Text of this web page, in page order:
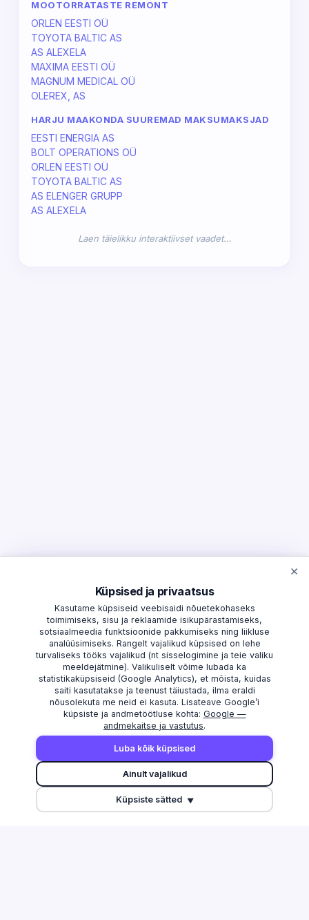
MOOTORRATASTE REMONT
ORLEN EESTI OÜ
TOYOTA BALTIC AS
AS ALEXELA
MAXIMA EESTI OÜ
MAGNUM MEDICAL OÜ
OLEREX, AS
HARJU MAAKONDA SUUREMAD MAKSUMAKSJAD
EESTI ENERGIA AS
BOLT OPERATIONS OÜ
ORLEN EESTI OÜ
TOYOTA BALTIC AS
AS ELENGER GRUPP
AS ALEXELA
Laen täielikku interaktiivset vaadet…
AVASTAMA
Edetabel
MAAKONNAD
Harju maakond
Tartu maakond
Pärnu maakond
×
Küpsised ja privaatsus
Kasutame küpsiseid veebisaidi nõuetekohaseks
toimimiseks, sisu ja reklaamide isikupärastamiseks,
sotsiaalmeedia funktsioonide pakkumiseks ning liikluse
analüüsimiseks. Rangelt vajalikud küpsised on lehe
turvaliseks tööks vajalikud (nt sisselogimine ja teie valiku
meeldejätmine). Valikuliselt võime lubada ka
statistikaküpsiseid (Google Analytics), et mõista, kuidas
saiti kasutatakse ja teenust täiustada, ilma eraldi
nõusolekuta me neid ei kasuta. Lisateave Google’i
küpsiste ja andmetöötluse kohta: Google —
andmekaitse ja vastutus.
Luba kõik küpsised
Ainult vajalikud
Küpsiste sätted ▼